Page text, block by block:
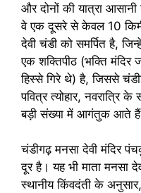
और दोनों की यात्रा
वे एक दूसरे से केवल 10
देवी चंडी को समर्पित है,
एक शक्तिपीठ (भक्ति मंदिर
हिस्से गिरे थे) है, जिससे
पवित्र त्योहार, नवरात्रि
बड़ी संख्या में आगंतुक आते
चंडीगढ़ मनसा देवी मंदिर
दूर है। यह भी माता मनसा
स्थानीय किंवदंती के